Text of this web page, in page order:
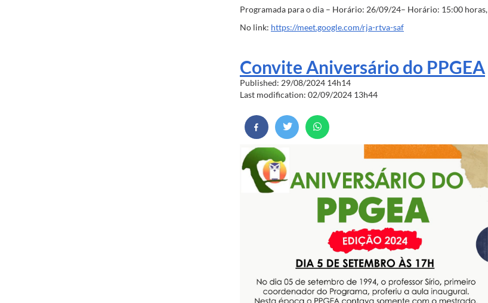
Programada para o dia – Horário: 26/09/24– Horário: 15:00 horas,
No link: https://meet.google.com/rja-rtva-saf
Convite Aniversário do PPGEA
Published: 29/08/2024 14h14
Last modification: 02/09/2024 13h44